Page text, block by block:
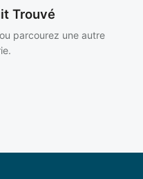
Trouvé
parcourez une autre